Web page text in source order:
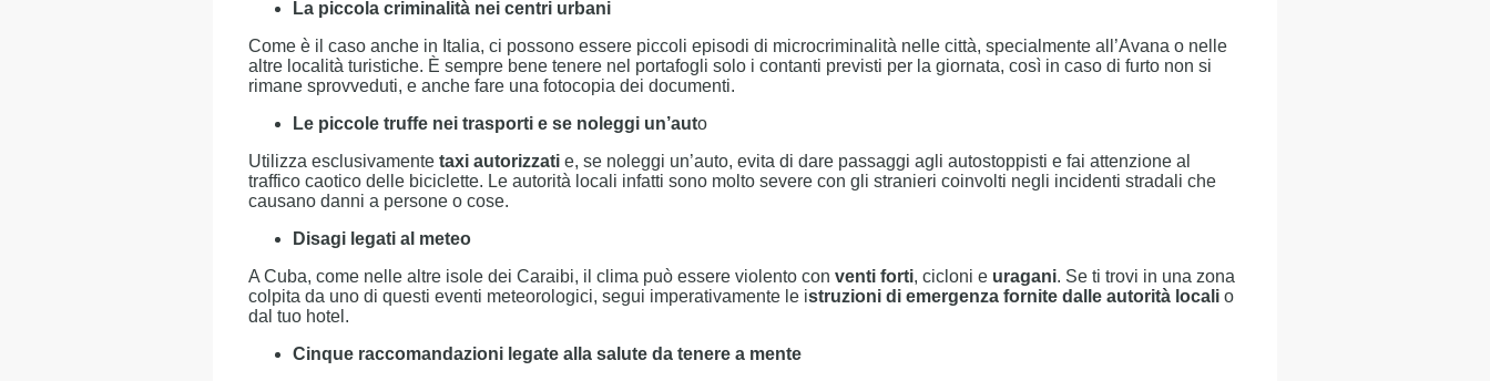
La piccola criminalità nei centri urbani
Come è il caso anche in Italia, ci possono essere piccoli episodi di microcriminalità nelle città, specialmente all’Avana o nelle
altre località turistiche. È sempre bene tenere nel portafogli solo i contanti previsti per la giornata, così in caso di furto non si
rimane sprovveduti, e anche fare una fotocopia dei documenti.
Le piccole truffe nei trasporti e se noleggi un’auto
Utilizza esclusivamente taxi autorizzati e, se noleggi un’auto, evita di dare passaggi agli autostoppisti e fai attenzione al
traffico caotico delle biciclette. Le autorità locali infatti sono molto severe con gli stranieri coinvolti negli incidenti stradali che
causano danni a persone o cose.
Disagi legati al meteo
A Cuba, come nelle altre isole dei Caraibi, il clima può essere violento con venti forti, cicloni e uragani. Se ti trovi in una zona
colpita da uno di questi eventi meteorologici, segui imperativamente le istruzioni di emergenza fornite dalle autorità locali o
dal tuo hotel.
Cinque raccomandazioni legate alla salute da tenere a mente